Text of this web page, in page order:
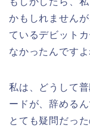
かもしれません
ているデビット
なかったんですよ
私は、どうして
ードが、辞める
とても疑問だっ